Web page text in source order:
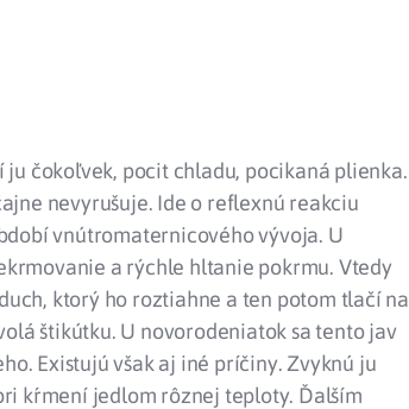
čokoľvek, pocit chladu, pocikaná plienka.
nevyrušuje. Ide o reflexnú reakciu
vnútromaternicového vývoja. U
a rýchle hltanie pokrmu. Vtedy
ktorý ho roztiahne a ten potom tlačí na
štikútku. U novorodeniatok sa tento jav
Existujú však aj iné príčiny. Zvyknú ju
kŕmení jedlom rôznej teploty. Ďalším